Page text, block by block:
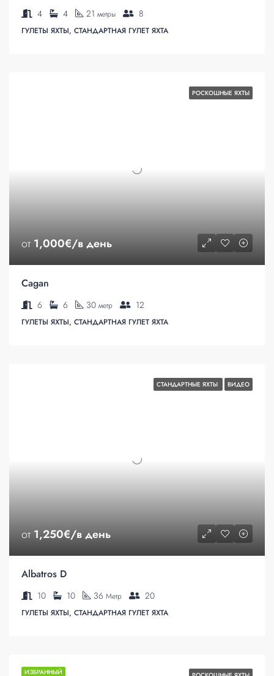
4 4 21 метры 8
ГУЛЕТЫ ЯХТЫ, СТАНДАРТНАЯ ГУЛЕТ ЯХТА
РОСКОШНЫЕ ЯХТЫ
от 1,000€/в день
Cagan
6 6 30 метр 12
ГУЛЕТЫ ЯХТЫ, СТАНДАРТНАЯ ГУЛЕТ ЯХТА
СТАНДАРТНЫЕ ЯХТЫ ВИДЕО
от 1,250€/в день
Albatros D
10 10 36 Метр 20
ГУЛЕТЫ ЯХТЫ, СТАНДАРТНАЯ ГУЛЕТ ЯХТА
ИЗБРАННЫЙ